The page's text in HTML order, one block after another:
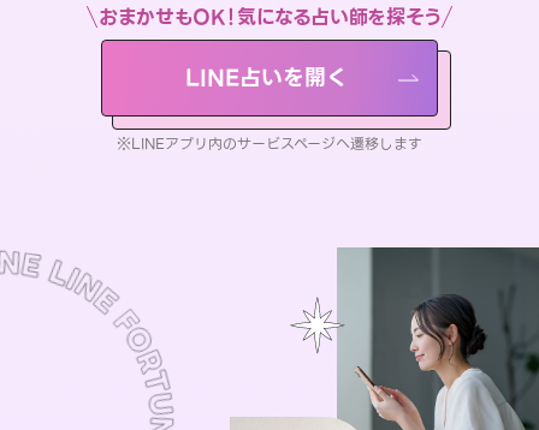
おまかせもOK！気になる占い師を探そう
LINE占いを開く
※LINEアプリ内のサービスページへ遷移します